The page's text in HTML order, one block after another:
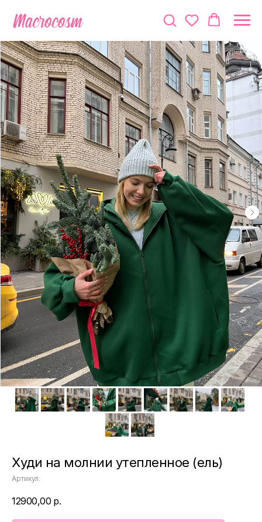
Худи на молнии утепленное (ель)
Артикул:
12900,00 р.